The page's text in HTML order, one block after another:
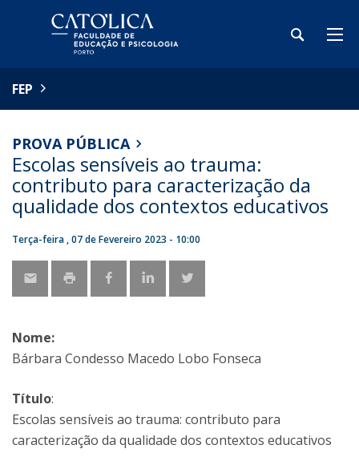
FEP
PROVA PÚBLICA
Escolas sensíveis ao trauma:
contributo para caracterização da
qualidade dos contextos educativos
Terça-feira , 07 de Fevereiro 2023 - 10:00
Nome:
Bárbara Condesso Macedo Lobo Fonseca
Título:
Escolas sensíveis ao trauma: contributo para
caracterização da qualidade dos contextos educativos